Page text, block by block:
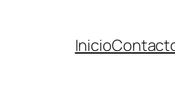
Inicio